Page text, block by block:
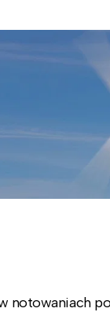
notowaniach